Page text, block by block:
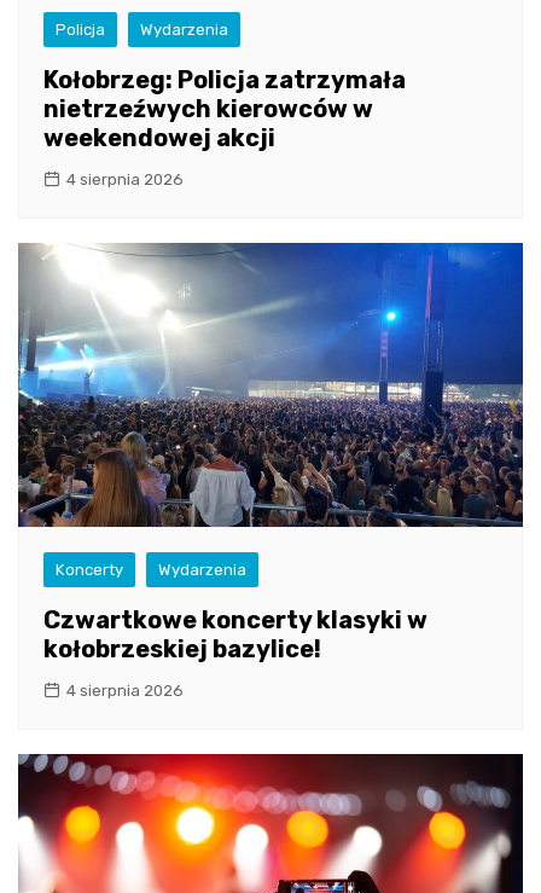
Policja Wydarzenia
Kołobrzeg: Policja zatrzymała
nietrzeźwych kierowców w
weekendowej akcji
4 sierpnia 2026
Koncerty Wydarzenia
Czwartkowe koncerty klasyki w
kołobrzeskiej bazylice!
4 sierpnia 2026